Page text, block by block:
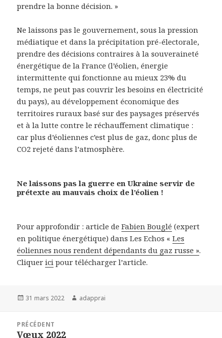
prendre la bonne décision. »
Ne laissons pas le gouvernement, sous la pression
médiatique et dans la précipitation pré-électorale,
prendre des décisions contraires à la souveraineté
énergétique de la France (l’éolien, énergie
intermittente qui fonctionne au mieux 23% du
temps, ne peut pas couvrir les besoins en électricité
du pays), au développement économique des
territoires ruraux basé sur des paysages préservés
et à la lutte contre le réchauffement climatique :
car plus d’éoliennes c’est plus de gaz, donc plus de
CO2 rejeté dans l’atmosphère.
Ne laissons pas la guerre en Ukraine servir de
prétexte au mauvais choix de l’éolien !
Pour approfondir : article deFabien Bouglé (expert
en politique énergétique) dans Les Echos «Les
éoliennes nous rendent dépendants du gaz russe ».
Cliquerici pour télécharger l’article.
Publié
31 mars 2022 Auteur
adapprai
PRÉCÉDENT
Article
Vœux 2022